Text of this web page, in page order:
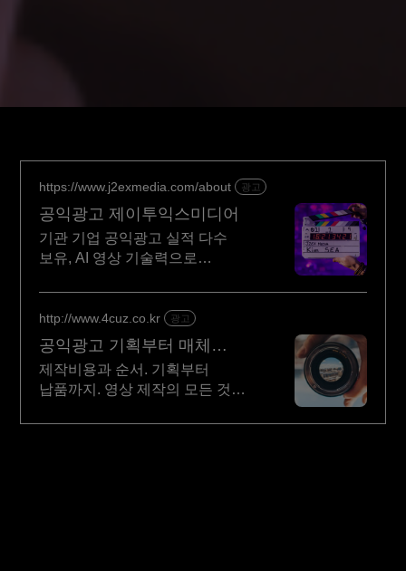
https://www.j2exmedia.com/about 광고
공익광고 제이투익스미디어
기관 기업 공익광고 실적 다수
보유, AI 영상 기술력으로
전략, 콘텐츠 제작, 디지털 마케팅,
온라인 광고, 방송송출 대행
http://www.4cuz.co.kr 광고
공익광고 기획부터 매체
대행까지
제작비용과 순서. 기획부터
납품까지. 영상 제작의 모든 것을
매체까지 무엇이든 편하게